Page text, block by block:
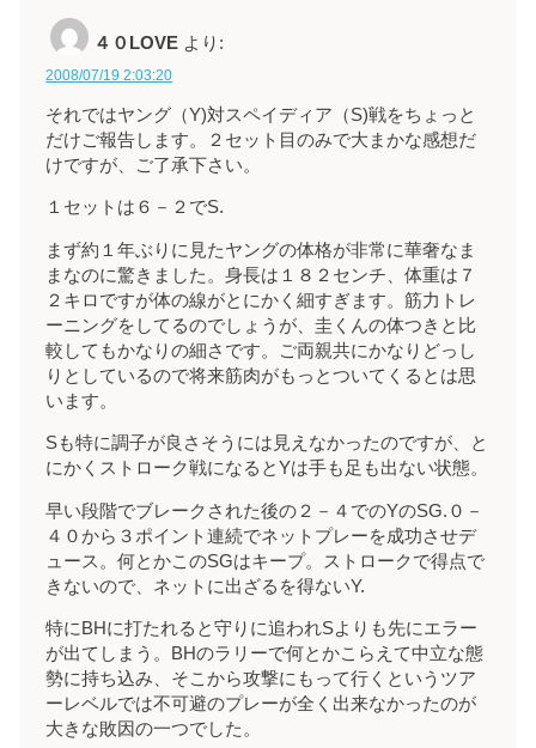
４０LOVE より:
2008/07/19 2:03:20
それではヤング（Y)対スペイディア（S)戦をちょっと
だけご報告します。２セット目のみで大まかな感想だ
けですが、ご了承下さい。
１セットは６－２でS.
まず約１年ぶりに見たヤングの体格が非常に華奢なま
まなのに驚きました。身長は１８２センチ、体重は７
２キロですが体の線がとにかく細すぎます。筋力トレ
ーニングをしてるのでしょうが、圭くんの体つきと比
較してもかなりの細さです。ご両親共にかなりどっし
りとしているので将来筋肉がもっとついてくるとは思
います。
Sも特に調子が良さそうには見えなかったのですが、と
にかくストローク戦になるとYは手も足も出ない状態。
早い段階でブレークされた後の２－４でのYのSG.０－
４０から３ポイント連続でネットプレーを成功させデ
ュース。何とかこのSGはキープ。ストロークで得点で
きないので、ネットに出ざるを得ないY.
特にBHに打たれると守りに追われSよりも先にエラー
が出てしまう。BHのラリーで何とかこらえて中立な態
勢に持ち込み、そこから攻撃にもって行くというツア
ーレベルでは不可避のプレーが全く出来なかったのが
大きな敗因の一つでした。